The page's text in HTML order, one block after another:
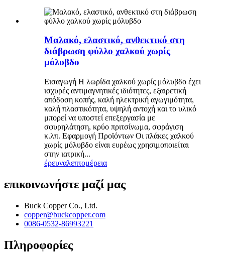
Μαλακό, ελαστικό, ανθεκτικό στη
διάβρωση φύλλο χαλκού χωρίς
μόλυβδο
Εισαγωγή Η λωρίδα χαλκού χωρίς μόλυβδο έχει
ισχυρές αντιμαγνητικές ιδιότητες, εξαιρετική
απόδοση κοπής, καλή ηλεκτρική αγωγιμότητα,
καλή πλαστικότητα, υψηλή αντοχή και το υλικό
μπορεί να υποστεί επεξεργασία με
σφυρηλάτηση, κρύο πριτσίνωμα, σφράγιση
κ.λπ. Εφαρμογή Προϊόντων Οι πλάκες χαλκού
χωρίς μόλυβδο είναι ευρέως χρησιμοποιείται
στην ιατρική...
έρευναλεπτομέρεια
επικοινωνήστε μαζί μας
Buck Copper Co., Ltd.
copper@buckcopper.com
0086-0532-86993221
Πληροφορίες